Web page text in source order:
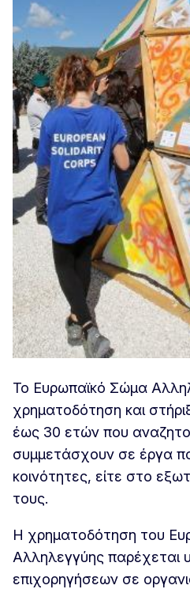
Το Ευρωπαϊκό Σώμα
χρηματοδότηση και
έως 30 ετών που
συμμετάσχουν σε έργα
κοινότητες, είτε στο
τους.
Η χρηματοδότηση του
Αλληλεγγύης παρέχεται
επιχορηγήσεων σε